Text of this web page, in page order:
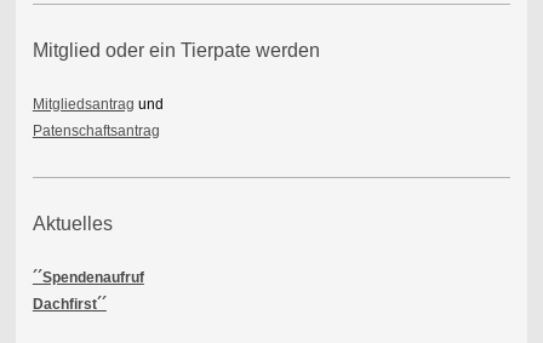
Mitglied oder ein Tierpate werden
Mitgliedsantrag und
Patenschaftsantrag
Aktuelles
´´Spendenaufruf
Dachfirst´´